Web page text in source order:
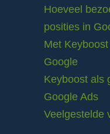
Hoeveel
posities in
Met
Google
Keyboost als
Google Ads
Veelgestelde